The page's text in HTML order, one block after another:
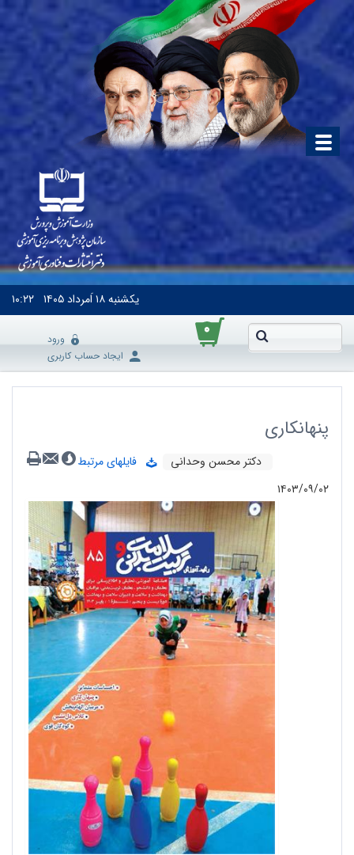
یکشنبه۱۸ اَمرداد ۱۴۰۵ ۱۰:۲۲
۰
ورود
ایجاد حساب کاربری
پنهانکاری
دکتر محسن وحدانی
فایلهای مرتبط
۱۴۰۳/۰۹/۰۲